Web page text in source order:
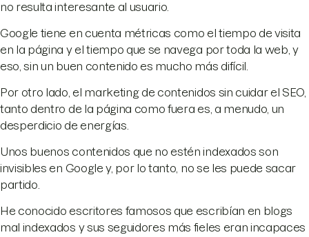
no resulta interesante al usuario.
Google tiene en cuenta métricas como el tiempo de visita
en la página y el tiempo que se navega por toda la web, y
eso, sin un buen contenido es mucho más difícil.
Por otro lado, el marketing de contenidos sin cuidar el SEO,
tanto dentro de la página como fuera es, a menudo, un
desperdicio de energías.
Unos buenos contenidos que no estén indexados son
invisibles en Google y, por lo tanto, no se les puede sacar
partido.
He conocido escritores famosos que escribían en blogs
mal indexados y sus seguidores más fieles eran incapaces